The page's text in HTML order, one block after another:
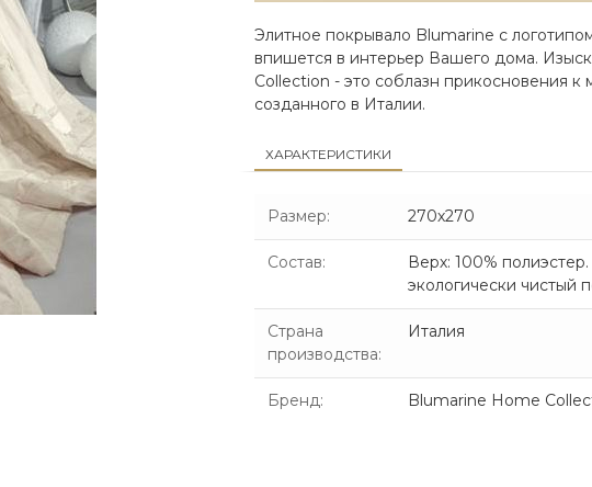
Элитное покрывало Blumarine с
впишется в интерьер Вашего дома.
Collection - это соблазн прикосновения
созданного в Италии.
ХАРАКТЕРИСТИКИ
Размер: 270х270
Состав:
Верх: 100%
экологически чистый
Страна
производства:
Италия
Бренд: Blumarine Home